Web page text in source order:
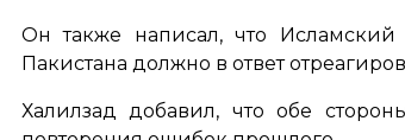
Он также написал, что Исламский
Пакистана должно в ответ
Халилзад добавил, что обе